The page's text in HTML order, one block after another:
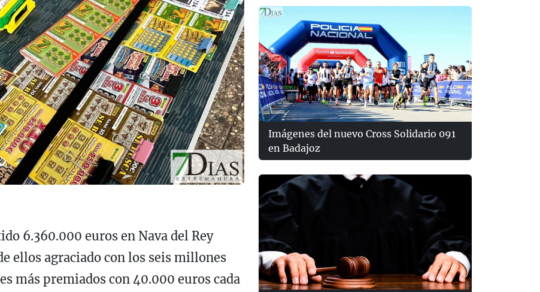
6.360.000 euros en Nava del Rey
ellos agraciado con los seis millones
más premiados con 40.000 euros cada
Imágenes del nuevo Cross Solidario 091
en Badajoz